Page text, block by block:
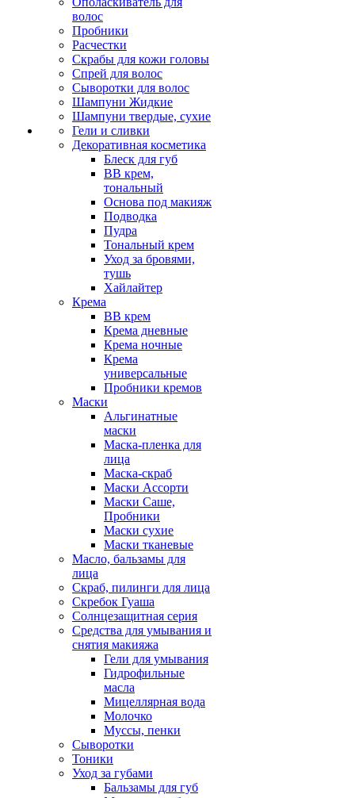
волос
Пробники
Расчестки
Скрабы для кожи головы
Спрей для волос
Сыворотки для волос
Шампуни Жидкие
Шампуни твердые, сухие
Гели и сливки
Декоративная косметика
Блеск для губ
ВВ крем,
тональный
Основа под макияж
Подводка
Пудра
Тональный крем
Уход за бровями,
тушь
Хайлайтер
Крема
ВВ крем
Крема дневные
Крема ночные
Крема
универсальные
Пробники кремов
Маски
Альгинатные
маски
Маска-пленка для
лица
Маска-скраб
Маски Ассорти
Маски Саше,
Пробники
Маски сухие
Маски тканевые
Масло, бальзамы для
лица
Скраб, пилинги для лица
Скребок Гуаша
Солнцезащитная серия
Средства для умывания и
снятия макияжа
Гели для умывания
Гидрофильные
масла
Мицеллярная вода
Молочко
Муссы, пенки
Сыворотки
Тоники
Уход за губами
Бальзамы для губ